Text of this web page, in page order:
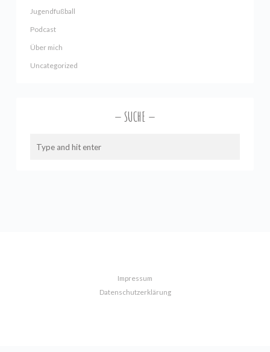
Jugendfußball
Podcast
Über mich
Uncategorized
SUCHE
Impressum
Datenschutzerklärung